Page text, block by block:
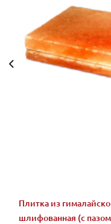
Плитка из
шлифованная (с